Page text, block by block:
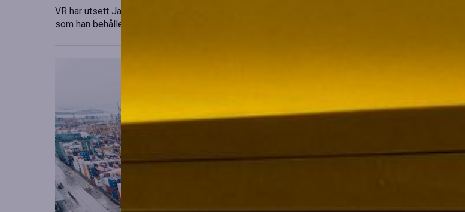
VR har utsett Janne Hattula att leda verksamheten för upphandlad kollektivtrafik i Sverige, samtidigt
som han behåller sitt ansvar i Finland. Detta sker i kölvattnet av Johan Oscarssons avsked från…